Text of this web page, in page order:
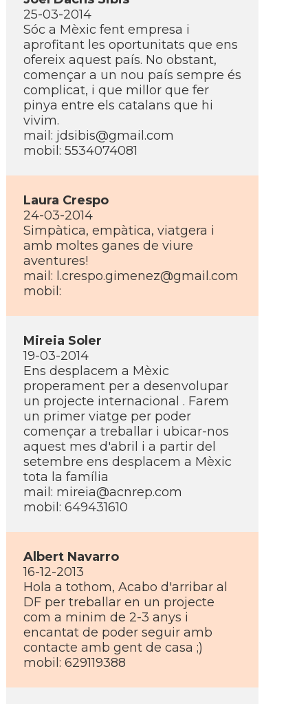
25-03-2014
Sóc a Mèxic fent empresa i
aprofitant les oportunitats que ens
ofereix aquest paí­s. No obstant,
començar a un nou paí­s sempre és
complicat, i que millor que fer
pinya entre els catalans que hi
vivim.
mail: jdsibis@gmail.com
mobil: 5534074081
Laura Crespo
24-03-2014
Simpàtica, empàtica, viatgera i
amb moltes ganes de viure
aventures!
mail: l.crespo.gimenez@gmail.com
mobil:
Mireia Soler
19-03-2014
Ens desplacem a Mèxic
properament per a desenvolupar
un projecte internacional . Farem
un primer viatge per poder
començar a treballar i ubicar-nos
aquest mes d'abril i a partir del
setembre ens desplacem a Mèxic
tota la famí­lia
mail: mireia@acnrep.com
mobil: 649431610
Albert Navarro
16-12-2013
Hola a tothom, Acabo d'arribar al
DF per treballar en un projecte
com a minim de 2-3 anys i
encantat de poder seguir amb
contacte amb gent de casa ;)
mobil: 629119388